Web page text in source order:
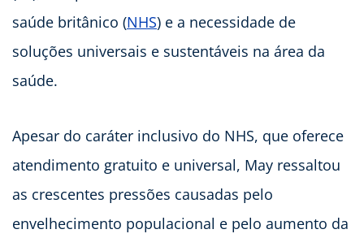
saúde britânico (NHS) e a necessidade de
soluções universais e sustentáveis na área da
saúde.
Apesar do caráter inclusivo do NHS, que oferece
atendimento gratuito e universal, May ressaltou
as crescentes pressões causadas pelo
envelhecimento populacional e pelo aumento da